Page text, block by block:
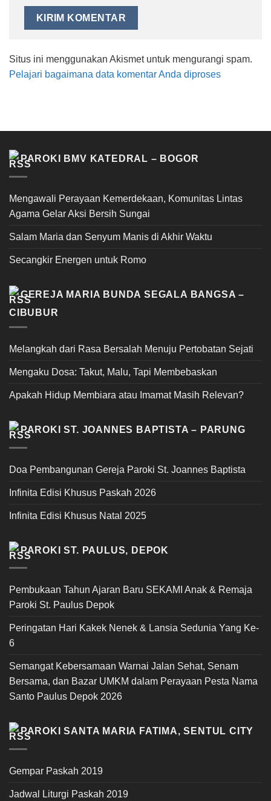
Situs ini menggunakan Akismet untuk mengurangi spam.
Pelajari bagaimana data komentar Anda diproses
PAROKI BMV KATEDRAL – BOGOR
Mengawali Perayaan Kemerdekaan, Komunitas Lintas
Agama Gelar Aksi Bersih Sungai
Salam Maria dan Senyum Manis di Akhir Waktu
Secangkir Energen untuk Romo
GEREJA MARIA BUNDA SEGALA BANGSA –
CIBUBUR
Melangkah dari Rasa Bersalah Menuju Pertobatan Sejati
Mengaku Dosa: Takut, Malu, Tapi Membebaskan
Apakah Hidup Membiara atau Imamat Masih Relevan?
PAROKI ST. JOANNES BAPTISTA – PARUNG
Doa Pembangunan Gereja Paroki St. Joannes Baptista
Infinita Edisi Khusus Paskah 2026
Infinita Edisi Khusus Natal 2025
PAROKI ST. PAULUS, DEPOK
Pembukaan Tahun Ajaran Baru SEKAMI Anak & Remaja
Paroki St. Paulus Depok
Peringatan Hari Kakek Nenek & Lansia Sedunia Yang Ke-
6
Semangat Kebersamaan Warnai Jalan Sehat, Senam
Bersama, dan Bazar UMKM dalam Perayaan Pesta Nama
Santo Paulus Depok 2026
PAROKI SANTA MARIA FATIMA, SENTUL CITY
Gempar Paskah 2019
Jadwal Liturgi Paskah 2019